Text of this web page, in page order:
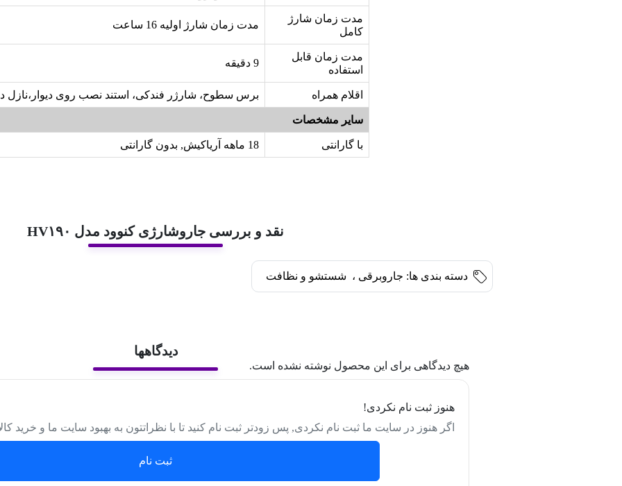
مدت زمان شارژ
کامل
مدت زمان شارژ اولیه 16 ساعت
مدت زمان قابل
استفاده
9 دقیقه
اقلام همراه برس سطوح، شارژر فندکی، استند نصب روی
سایر مشخصات
با گارانتی 18 ماهه آریاکیش, بدون گارانتی
نقد و بررسی جاروشارژی کنوود مدل HV۱۹۰
دسته بندی ها: جاروبرقی ، شستشو و نظافت
دیدگاهها
هیچ دیدگاهی برای این محصول نوشته نشده است.
هنوز ثبت نام نکردی!
اگر هنوز در سایت ما ثبت نام نکردی, پس زودتر ثبت نام کنید تا با نظراتتون به بهبود سایت ما و خرید
ثبت نام